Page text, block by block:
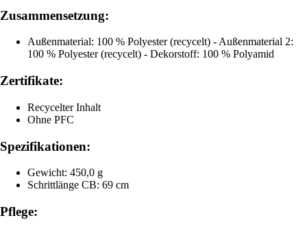
Zusammensetzung:
Außenmaterial: 100 % Polyester (recycelt) - Außenmaterial 2:
100 % Polyester (recycelt) - Dekorstoff: 100 % Polyamid
Zertifikate:
Recycelter Inhalt
Ohne PFC
Spezifikationen:
Gewicht: 450,0 g
Schrittlänge CB: 69 cm
Pflege: